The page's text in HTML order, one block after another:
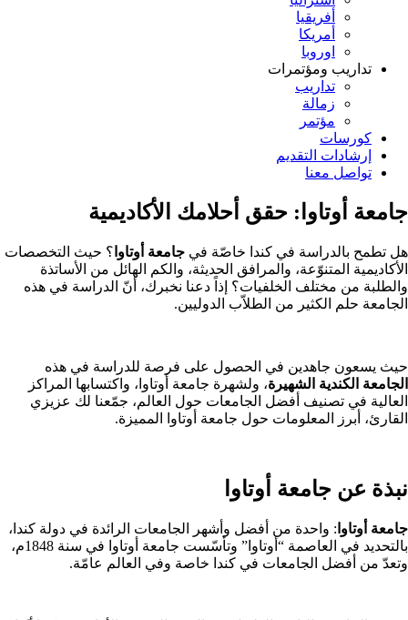
أفريقيا
أمريكا
اوروبا
تداريب ومؤتمرات
تداريب
زمالة
مؤتمر
كورسات
إرشادات التقديم
تواصل معنا
جامعة أوتاوا: حقق أحلامك الأكاديمية
هل تطمح بالدراسة في كندا خاصّة في جامعة أوتاوا ؟ حيث التخصصات
الأكاديمية المتنوّعة، والمرافق الحديثة، والكم الهائل من الأساتذة
والطلبة من مختلف الخلفيات؟ إذاً دعنا نخبرك، أنّ الدراسة في هذه
الجامعة حلم الكثير من الطلاّب الدوليين.
حيث يسعون جاهدين في الحصول على فرصة للدراسة في هذه
الجامعة الكندية الشهيرة، ولشهرة جامعة أوتاوا، واكتسابها المراكز
العالية في تصنيف أفضل الجامعات حول العالم، جمّعنا لك عزيزي
القارئ، أبرز المعلومات حول جامعة أوتاوا المميزة.
نبذة عن جامعة أوتاوا
جامعة أوتاوا : واحدة من أفضل وأشهر الجامعات الرائدة في دولة كندا،
بالتحديد في العاصمة “أوتاوا” وتأسّست جامعة أوتاوا في سنة 1848م،
وتعدّ من أفضل الجامعات في كندا خاصة وفي العالم عامّة.